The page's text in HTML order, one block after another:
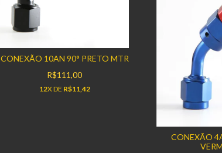
CONEXÃO 10AN 90° PRETO MTR
R$111,00
12X DE R$11,42
CONEXÃO